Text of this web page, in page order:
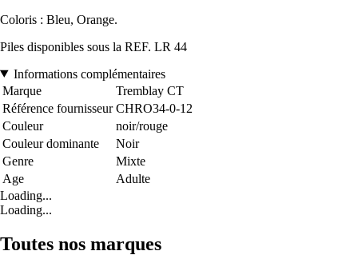
Coloris : Bleu, Orange.
Piles disponibles sous la REF. LR 44
Informations complémentaires
Marque
Tremblay CT
Référence fournisseur CHRO34-0-12
Couleur
noir/rouge
Couleur dominante
Noir
Genre
Mixte
Age
Adulte
Loading...
Loading...
Toutes nos marques